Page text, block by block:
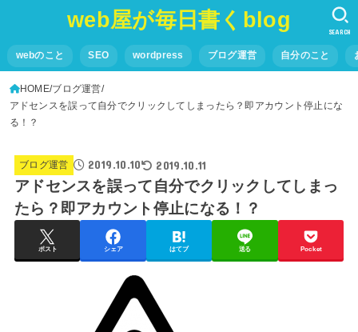
web屋が毎日書くblog
webのこと SEO wordpress ブログ運営 自分のこと
SEARCH
HOME ブログ運営
アドセンスを誤って自分でクリックしてしまったら？即アカウント停止にな
る！？
ブログ運営 2019.10.10 2019.10.11
アドセンスを誤って自分でクリックしてしまっ
たら？即アカウント停止になる！？
ポスト シェア はてブ 送る Pocket